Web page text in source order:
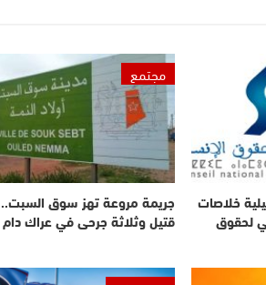
خلاصات
لحقوق
مجتمع
جريمة مروعة تهز سوق السبت..
قتيل وثلاثة جرحى في عراك دام